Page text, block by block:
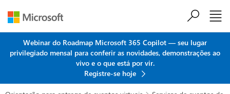
Webinar do Roadmap Microsoft 365 Copilot — seu lugar
privilegiado mensal para conferir as novidades, demonstrações ao
vivo e o que está por vir.
Registre-se hoje